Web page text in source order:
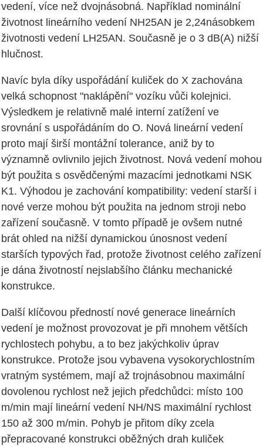
vedení, více než dvojnásobná. Například nominální
životnost lineárního vedení NH25AN je 2,24násobkem
životnosti vedení LH25AN. Současně je o 3 dB(A) nižší
hlučnost.
Navíc byla díky uspořádání kuliček do X zachována
velká schopnost "naklápění" vozíku vůči kolejnici.
Výsledkem je relativně malé interní zatížení ve
srovnání s uspořádáním do O. Nová lineární vedení
proto mají širší montážní tolerance, aniž by to
významně ovlivnilo jejich životnost. Nová vedení mohou
být použita s osvědčenými mazacími jednotkami NSK
K1. Výhodou je zachování kompatibility: vedení starší i
nové verze mohou být použita na jednom stroji nebo
zařízení současně. V tomto případě je ovšem nutné
brát ohled na nižší dynamickou únosnost vedení
starších typových řad, protože životnost celého zařízení
je dána životností nejslabšího článku mechanické
konstrukce.
Další klíčovou předností nové generace lineárních
vedení je možnost provozovat je při mnohem větších
rychlostech pohybu, a to bez jakýchkoliv úprav
konstrukce. Protože jsou vybavena vysokorychlostním
vratným systémem, mají až trojnásobnou maximální
dovolenou rychlost než jejich předchůdci: místo 100
m/min mají lineární vedení NH/NS maximální rychlost
150 až 300 m/min. Pohyb je přitom díky zcela
přepracované konstrukci oběžných drah kuliček